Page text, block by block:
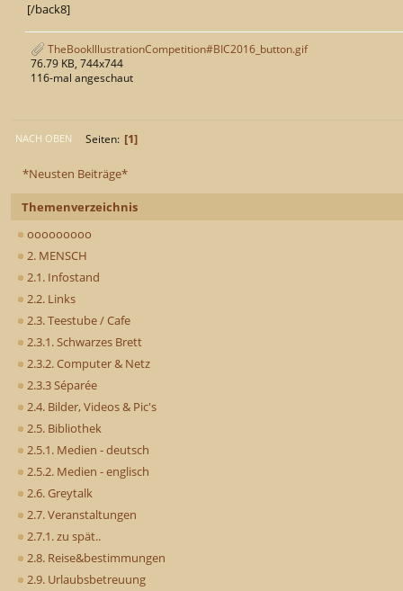
*Neusten Beiträge*
Themenverzeichnis
ooooooooo
2. MENSCH
2.1. Infostand
2.2. Links
2.3. Teestube / Cafe
2.3.1. Schwarzes Brett
2.3.2. Computer & Netz
2.3.3 Séparée
2.4. Bilder, Videos & Pic's
2.5. Bibliothek
2.5.1. Medien - deutsch
2.5.2. Medien - englisch
2.6. Greytalk
2.7. Veranstaltungen
2.7.1. zu spät..
2.8. Reise&bestimmungen
2.9. Urlaubsbetreuung
[/back8]
TheBookIllustrationCompetition#BIC2016_button.gif
76.79 KB, 744x744
116-mal angeschaut
NACH OBEN Seiten 1